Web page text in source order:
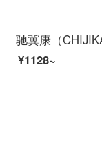
¥1128~